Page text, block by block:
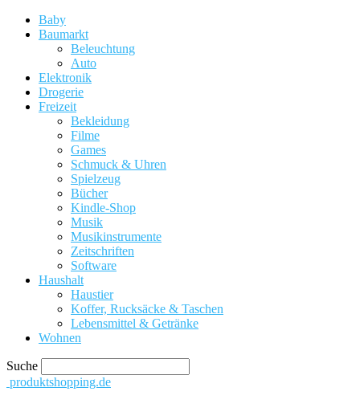
Baby
Baumarkt
Beleuchtung
Auto
Elektronik
Drogerie
Freizeit
Bekleidung
Filme
Games
Schmuck & Uhren
Spielzeug
Bücher
Kindle-Shop
Musik
Musikinstrumente
Zeitschriften
Software
Haushalt
Haustier
Koffer, Rucksäcke & Taschen
Lebensmittel & Getränke
Wohnen
Suche
produktshopping.de